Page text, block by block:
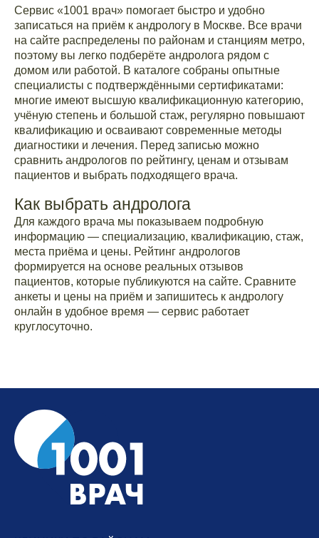
Сервис «1001 врач» помогает быстро и удобно
записаться на приём к андрологу в Москве. Все врачи
на сайте распределены по районам и станциям метро,
поэтому вы легко подберёте андролога рядом с
домом или работой. В каталоге собраны опытные
специалисты с подтверждёнными сертификатами:
многие имеют высшую квалификационную категорию,
учёную степень и большой стаж, регулярно повышают
квалификацию и осваивают современные методы
диагностики и лечения. Перед записью можно
сравнить андрологов по рейтингу, ценам и отзывам
пациентов и выбрать подходящего врача.
Как выбрать андролога
Для каждого врача мы показываем подробную
информацию — специализацию, квалификацию, стаж,
места приёма и цены. Рейтинг андрологов
формируется на основе реальных отзывов
пациентов, которые публикуются на сайте. Сравните
анкеты и цены на приём и запишитесь к андрологу
онлайн в удобное время — сервис работает
круглосуточно.